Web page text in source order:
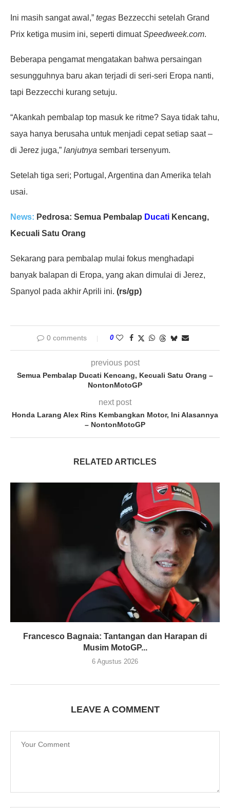
Ini masih sangat awal,” tegas Bezzecchi setelah Grand
Prix ketiga musim ini, seperti dimuatSpeedweek.com.
Beberapa pengamat mengatakan bahwa persaingan
sesungguhnya baru akan terjadi di seri-seri Eropa nanti,
tapi Bezzecchi kurang setuju.
“Akankah pembalap top masuk ke ritme? Saya tidak tahu,
saya hanya berusaha untuk menjadi cepat setiap saat –
di Jerez juga,” lanjutnya sembari tersenyum.
Setelah tiga seri; Portugal, Argentina dan Amerika telah
usai.
News: Pedrosa: Semua Pembalap Ducati Kencang,
Kecuali Satu Orang
Sekarang para pembalap mulai fokus menghadapi
banyak balapan di Eropa, yang akan dimulai di Jerez,
Spanyol pada akhir Aprili ini. (rs/gp)
0 comments 0
previous post
Semua Pembalap Ducati Kencang, Kecuali Satu Orang –
NontonMotoGP
next post
Honda Larang Alex Rins Kembangkan Motor, Ini Alasannya
– NontonMotoGP
RELATED ARTICLES
Francesco Bagnaia: Tantangan dan Harapan di
Musim MotoGP...
6 Agustus 2026
LEAVE A COMMENT